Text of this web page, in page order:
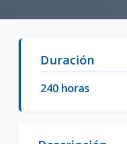
Duración
240 horas